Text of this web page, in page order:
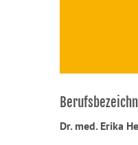
Dr. med. Erika